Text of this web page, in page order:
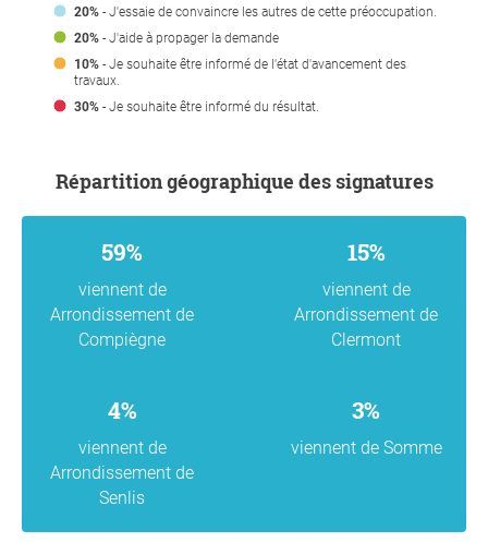
20% - J'essaie de convaincre les autres de cette préoccupation.
20% - J'aide à propager la demande
10% - Je souhaite être informé de l'état d'avancement des
travaux.
30% - Je souhaite être informé du résultat.
Répartition géographique des signatures
59%
viennent de
Arrondissement de
Compiègne
15%
viennent de
Arrondissement de
Clermont
4%
viennent de
Arrondissement de
Senlis
3%
viennent de Somme